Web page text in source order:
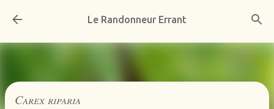
Accéder au contenu principal
Le Randonneur Errant
Carex riparia